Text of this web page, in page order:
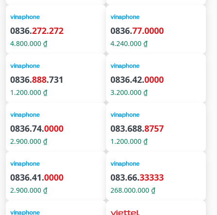
0836.272.272
4.800.000 ₫
0836.77.0000
4.240.000 ₫
0836.888.731
1.200.000 ₫
0836.42.0000
3.200.000 ₫
0836.74.0000
2.900.000 ₫
083.688.8757
1.200.000 ₫
0836.41.0000
2.900.000 ₫
083.66.33333
268.000.000 ₫